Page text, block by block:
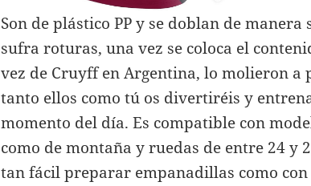
Son de plástico PP y se doblan de
sufra roturas, una vez se coloca el
vez de Cruyff en Argentina, lo molieron a
tanto ellos como tú os divertiréis y
momento del día. Es compatible con
como de montaña y ruedas de entre 24 y
tan fácil preparar empanadillas como